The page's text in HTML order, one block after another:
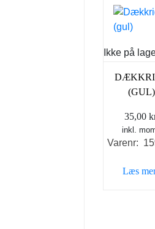
Ikke på
(GUL)
35,00
inkl.
Varenr:
Læs